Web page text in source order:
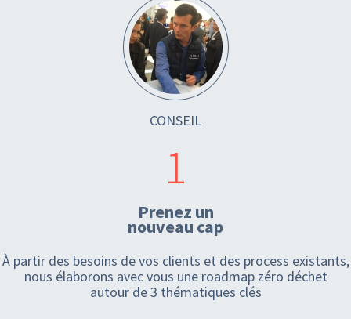
CONSEIL
1
Prenez un
nouveau cap
À partir des besoins de vos clients et des process existants,
nous élaborons avec vous une roadmap zéro déchet
autour de 3 thématiques clés